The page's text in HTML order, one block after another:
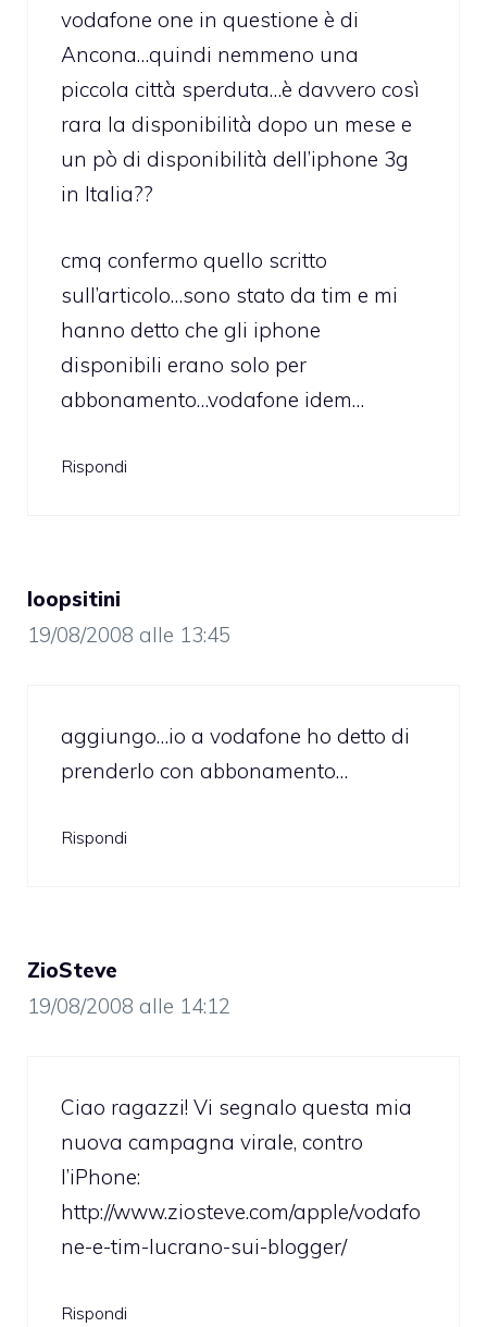
vodafone one in questione è di
Ancona…quindi nemmeno una
piccola città sperduta…è davvero così
rara la disponibilità dopo un mese e
un pò di disponibilità dell’iphone 3g
in Italia??
cmq confermo quello scritto
sull’articolo…sono stato da tim e mi
hanno detto che gli iphone
disponibili erano solo per
abbonamento…vodafone idem…
Rispondi
loopsitini
19/08/2008 alle 13:45
aggiungo…io a vodafone ho detto di
prenderlo con abbonamento…
Rispondi
ZioSteve
19/08/2008 alle 14:12
Ciao ragazzi! Vi segnalo questa mia
nuova campagna virale, contro
l’iPhone:
http://www.ziosteve.com/apple/vodafo
ne-e-tim-lucrano-sui-blogger/
Rispondi